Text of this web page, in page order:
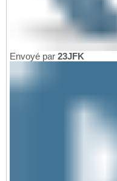
Envoyé par 23JFK